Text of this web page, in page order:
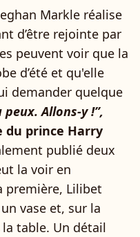
Markle réalise
d’être rejointe par
peuvent voir que la
d’été et qu'elle
demander quelque
Allons-y !”,
du prince Harry
publié deux
la voir en
première, Lilibet
vase et, sur la
la table. Un détail